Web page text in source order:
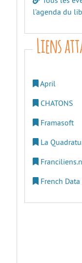
l’agenda du
Liens
April
CHATONS
Framasoft
La
French